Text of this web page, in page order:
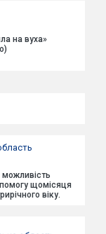
на вуха»
можливість
щомісяця
віку.